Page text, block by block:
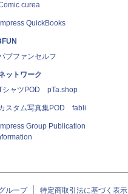
curea
QuickBooks
ブファンセルフ
ットワーク
シャツPOD pTa.shop
スタム写真集POD fabli
Impress Group Publication
ループ 特定商取引法に基づく表示